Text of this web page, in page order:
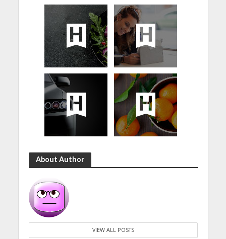
About Author
VIEW ALL POSTS